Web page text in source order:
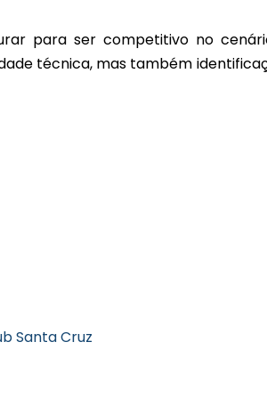
para ser competitivo no
técnica, mas também
Santa Cruz